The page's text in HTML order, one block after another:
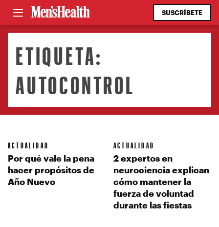
SUSCRÍBETE
ETIQUETA:
AUTOCONTROL
ACTUALIDAD
Por qué vale la pena
hacer propósitos de
Año Nuevo
ACTUALIDAD
2 expertos en
neurociencia explican
cómo mantener la
fuerza de voluntad
durante las fiestas